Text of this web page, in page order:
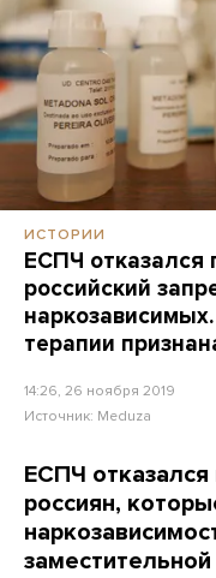
ИСТОРИИ
ЕСПЧ отказался
российский
терапии
14:26, 26 ноября 2019
Источник: Meduza
ЕСПЧ отказался
россиян,